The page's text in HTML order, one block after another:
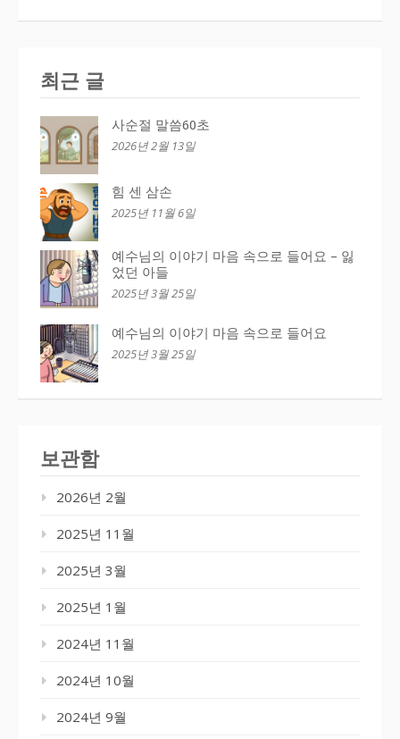
최근 글
사순절 말씀60초
2026년 2월 13일
힘 센 삼손
2025년 11월 6일
예수님의 이야기 마음 속으로 들어요 – 잃
었던 아들
2025년 3월 25일
예수님의 이야기 마음 속으로 들어요
2025년 3월 25일
보관함
2026년 2월
2025년 11월
2025년 3월
2025년 1월
2024년 11월
2024년 10월
2024년 9월